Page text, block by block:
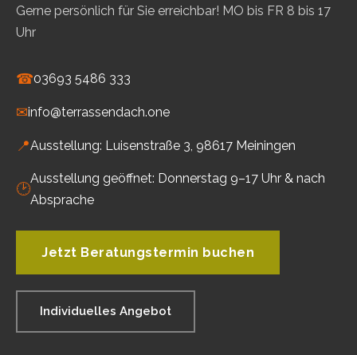
Gerne persönlich für Sie erreichbar! MO bis FR 8 bis 17
Uhr
☎03693 5486 333
✉info@terrassendach.one
📍Ausstellung: Luisenstraße 3, 98617 Meiningen
🕑
Ausstellung geöffnet: Donnerstag 9–17 Uhr & nach
Absprache
Jetzt Beratungstermin buchen
Individuelles Angebot